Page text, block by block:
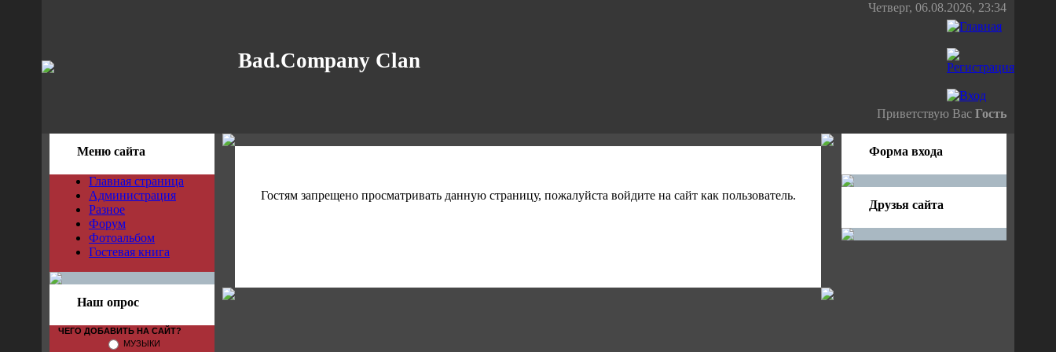
Четверг, 06.08.2026, 23:34
Bad.Company Clan
Приветствую Вас Гость
Меню сайта
Главная страница
Администрация
Разное
Форум
Фотоальбом
Гостевая книга
Наш опрос
ЧЕГО ДОБАВИТЬ НА САЙТ?
МУЗЫКИ
Гостям запрещено просматривать данную страницу, пожалуйста войдите на сайт как пользователь.
Форма входа
Друзья сайта